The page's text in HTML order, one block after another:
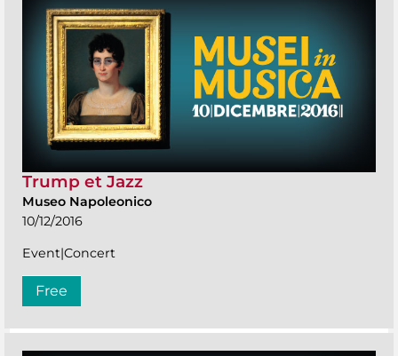
Trump et Jazz
Museo Napoleonico
10/12/2016
Event|Concert
Free